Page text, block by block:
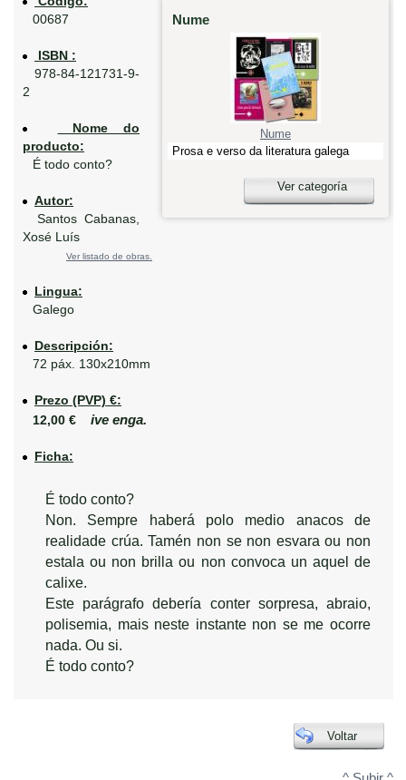
Nume
Nume
Prosa e verso da literatura galega
Ver categoría
00687
ISBN :
978-84-121731-9-
2
Nome do
producto:
É todo conto?
Autor:
Santos Cabanas,
Xosé Luís
Ver listado de obras.
Lingua:
Galego
Descripción:
72 páx. 130x210mm
Prezo (PVP) €:
12,00 € ive enga.
Ficha:
É todo conto?
Non. Sempre haberá polo medio anacos de
realidade crúa. Tamén non se non esvara ou non
estala ou non brilla ou non convoca un aquel de
calixe.
Este parágrafo debería conter sorpresa, abraio,
polisemia, mais neste instante non se me ocorre
nada. Ou si.
É todo conto?
Voltar